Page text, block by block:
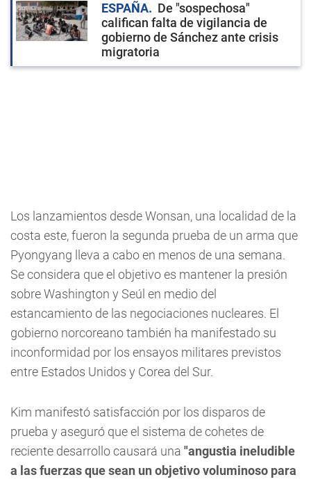
ESPAÑA
De "sospechosa"
califican falta de vigilancia de
gobierno de Sánchez ante crisis
migratoria
Los lanzamientos desde Wonsan, una localidad de la
costa este, fueron la segunda prueba de un arma que
Pyongyang lleva a cabo en menos de una semana.
Se considera que el objetivo es mantener la presión
sobre Washington y Seúl en medio del
estancamiento de las negociaciones nucleares. El
gobierno norcoreano también ha manifestado su
inconformidad por los ensayos militares previstos
entre Estados Unidos y Corea del Sur.
Kim manifestó satisfacción por los disparos de
prueba y aseguró que el sistema de cohetes de
reciente desarrollo causará una "angustia ineludible
a las fuerzas que sean un objetivo voluminoso para